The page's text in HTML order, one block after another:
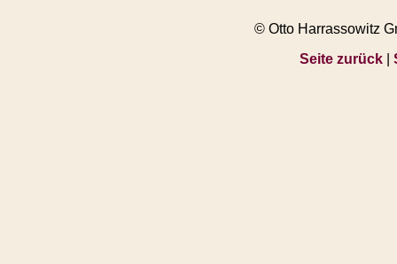
© Otto Harrassowitz
Seite zurück|